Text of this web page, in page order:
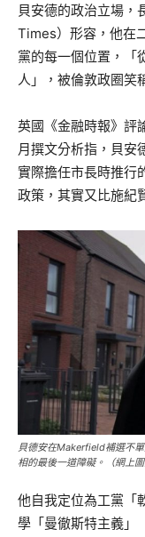
貝安德的政治立場，
Times）形容，他在
黨的每一個位置，「
人」，被倫敦政圈笑
英國《金融時報》
月撰文分析指，貝安
實際擔任市長時推行
政策，其實又比施紀
貝德安在Makerfield補選不
相的最後一道障礙。（網上圖
他自我定位為工黨「
學「曼徹斯特主義」